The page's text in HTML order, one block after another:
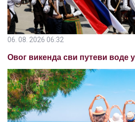
06. 08. 2026 06:32
Овог викенда сви путеви воде